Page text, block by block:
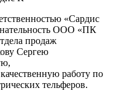
«Сардис
ООО «ПК
продаж
Сергею
работу по
тельферов.